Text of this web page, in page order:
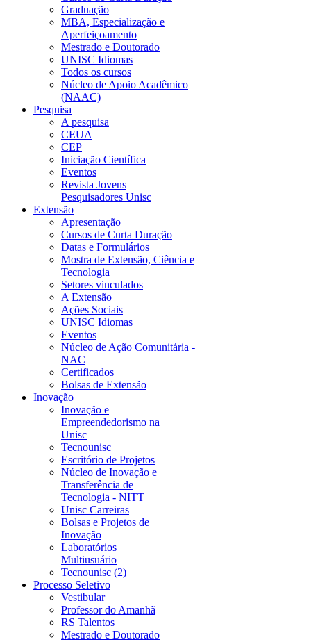
Graduação
MBA, Especialização e
Aperfeiçoamento
Mestrado e Doutorado
UNISC Idiomas
Todos os cursos
Núcleo de Apoio Acadêmico
(NAAC)
Pesquisa
A pesquisa
CEUA
CEP
Iniciação Científica
Eventos
Revista Jovens
Pesquisadores Unisc
Extensão
Apresentação
Cursos de Curta Duração
Datas e Formulários
Mostra de Extensão, Ciência e
Tecnologia
Setores vinculados
A Extensão
Ações Sociais
UNISC Idiomas
Eventos
Núcleo de Ação Comunitária -
NAC
Certificados
Bolsas de Extensão
Inovação
Inovação e
Empreendedorismo na
Unisc
Tecnounisc
Escritório de Projetos
Núcleo de Inovação e
Transferência de
Tecnologia - NITT
Unisc Carreiras
Bolsas e Projetos de
Inovação
Laboratórios
Multiusuário
Tecnounisc (2)
Processo Seletivo
Vestibular
Professor do Amanhã
RS Talentos
Mestrado e Doutorado